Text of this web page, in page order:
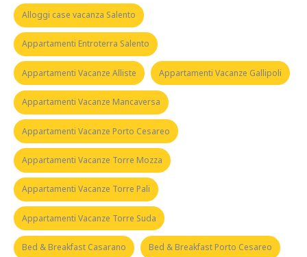
Alloggi case vacanza Salento
Appartamenti Entroterra Salento
Appartamenti Vacanze Alliste Appartamenti Vacanze Gallipoli
Appartamenti Vacanze Mancaversa
Appartamenti Vacanze Porto Cesareo
Appartamenti Vacanze Torre Mozza
Appartamenti Vacanze Torre Pali
Appartamenti Vacanze Torre Suda
Bed & Breakfast Casarano Bed & Breakfast Porto Cesareo